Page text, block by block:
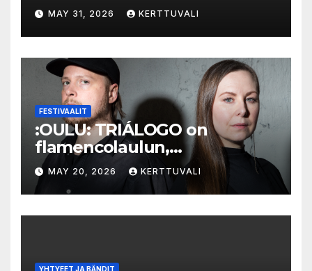
MAY 31, 2026 KERTTUVALI
FESTIVAALIT
:OULU: TRIÁLOGO on
flamencolaulun,
elektronisen musiikin ja
hylätyn tilan välinen trialogi
MAY 20, 2026 KERTTUVALI
YHTYEET JA BÄNDIT